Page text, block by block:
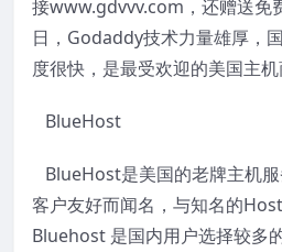
接www.gdvvv.com，还赠送免
日，Godaddy技术力量雄厚，
度很快，是最受欢迎的美国主机
BlueHost
BlueHost是美国的老牌主机
客户友好而闻名，与知名的
Bluehost 是国内用户选择较多